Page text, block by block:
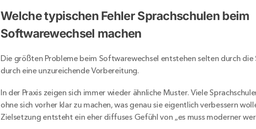
Welche typischen Fehler Sprachschulen beim
Softwarewechsel machen
Die größten Probleme beim Softwarewechsel entstehen selten durch
durch eine unzureichende Vorbereitung.
In der Praxis zeigen sich immer wieder ähnliche Muster. Viele
ohne sich vorher klar zu machen, was genau sie eigentlich verbessern
Zielsetzung entsteht ein eher diffuses Gefühl von „es muss moderner